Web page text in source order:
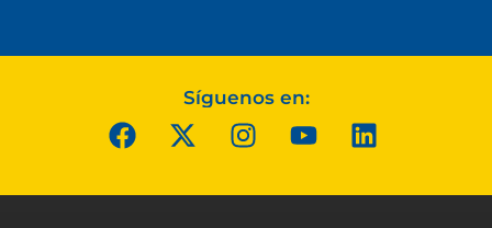
Síguenos en: